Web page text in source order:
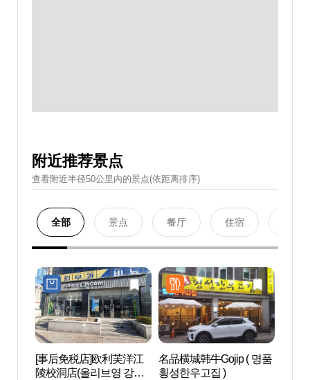
附近推荐景点
查看附近半径50公里內的景点(依距离排序)
全部 景点 餐厅 住宿
[事后免税店]欧利芙洋江
陵校洞店(올리브영 강릉
名品横城韩牛Gojip ( 명품
횡성한우고집 )